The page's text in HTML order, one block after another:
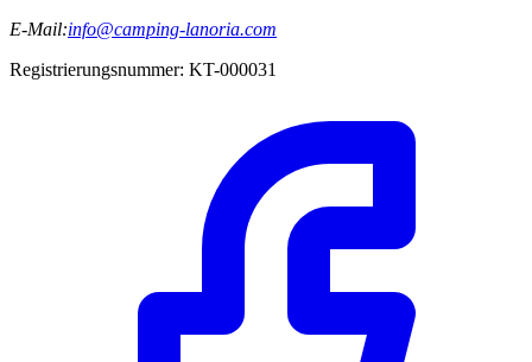
E-Mail:info@camping-lanoria.com
Registrierungsnummer: KT-000031